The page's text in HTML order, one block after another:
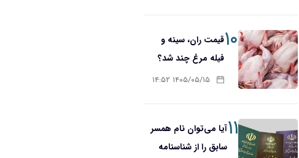
۱۰قیمت ران، سینه و
فیله مرغ چند شد؟
۱۴۰۵/۰۵/۱۵ ۱۴:۵۲
۱۱آیا می‌توان نام همسر
سابق را از شناسنامه